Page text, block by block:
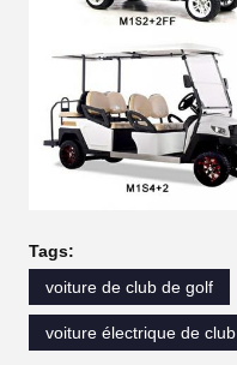
Tags:
voiture de club de golf
voiture électrique de club